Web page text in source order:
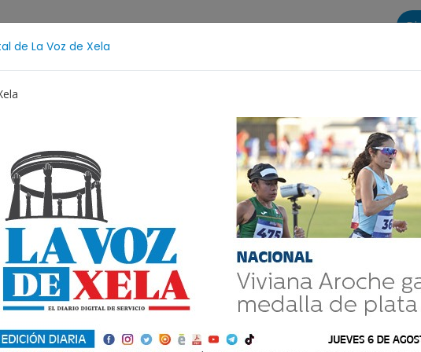
de La Voz de Xela
Opiniones La Voz de Xela Sports Contáctanos LA VOZ 25
Niñez y Adolescencia Estafa Protección Infantil Incendios
deportados por
en Guatemala